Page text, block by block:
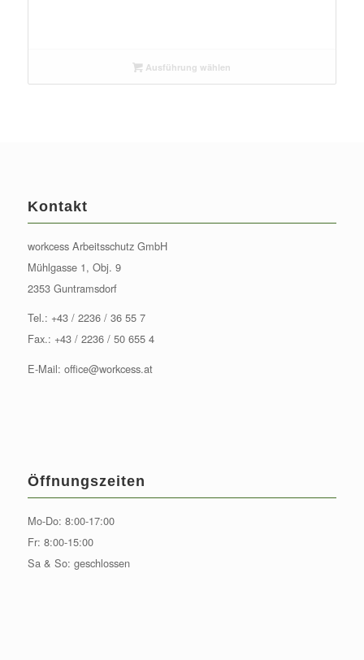
Ausführung wählen
Kontakt
workcess Arbeitsschutz GmbH
Mühlgasse 1, Obj. 9
2353 Guntramsdorf
Tel.: +43 / 2236 / 36 55 7
Fax.: +43 / 2236 / 50 655 4
E-Mail: office@workcess.at
Öffnungszeiten
Mo-Do: 8:00-17:00
Fr: 8:00-15:00
Sa & So: geschlossen